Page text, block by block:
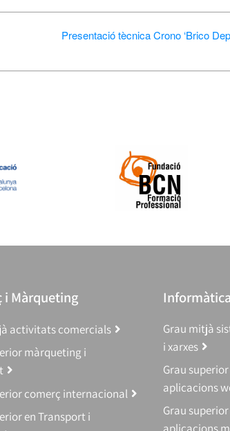
Presentació tècnica Crono ‘Brico
i Màrqueting
activitats comercials
màrqueting i
comerç internacional
en Transport i
Grau mitjà
i xarxes
Grau
aplicacions
Grau
aplicacions